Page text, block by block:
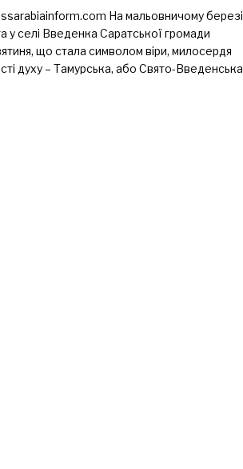
На мальовничому березі
у селі Введенка Саратської громади
що стала символом віри, милосердя
духу – Тамурська, або Свято-Введенська